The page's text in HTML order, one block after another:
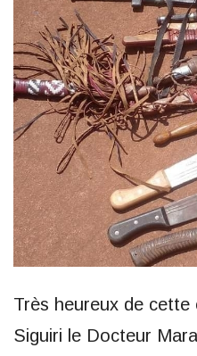
Très heureux de
Siguiri le Docteur